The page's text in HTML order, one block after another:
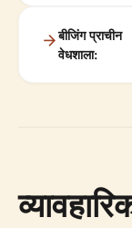
बीजिंग प्राचीन
वेधशाला: